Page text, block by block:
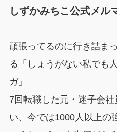
しずかみちこ公式メル
頑張ってるのに行き詰ま
る「しょうがない私でも
ガ」
7回転職した元・迷子会
い、今では1000人以上の